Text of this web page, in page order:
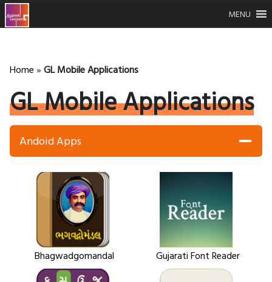
MENU
Home » GL Mobile Applications
GL Mobile Applications
Andoid Apps
Bhagwadgomandal Gujarati Font Reader